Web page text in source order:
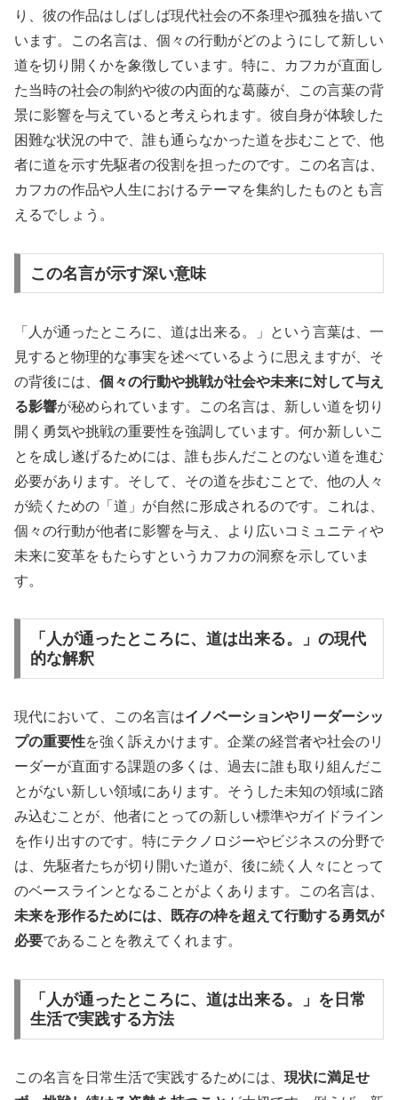
り、彼の作品はしばしば現代社会の不条理や孤独を描いて
います。この名言は、個々の行動がどのようにして新しい
道を切り開くかを象徴しています。特に、カフカが直面し
た当時の社会の制約や彼の内面的な葛藤が、この言葉の背
景に影響を与えていると考えられます。彼自身が体験した
困難な状況の中で、誰も通らなかった道を歩むことで、他
者に道を示す先駆者の役割を担ったのです。この名言は、
カフカの作品や人生におけるテーマを集約したものとも言
えるでしょう。
この名言が示す深い意味
「人が通ったところに、道は出来る。」という言葉は、一
見すると物理的な事実を述べているように思えますが、そ
の背後には、 個々の行動や挑戦が社会や未来に対して与え
る影響が秘められています。この名言は、新しい道を切り
開く勇気や挑戦の重要性を強調しています。何か新しいこ
とを成し遂げるためには、誰も歩んだことのない道を進む
必要があります。そして、その道を歩むことで、他の人々
が続くための「道」が自然に形成されるのです。これは、
個々の行動が他者に影響を与え、より広いコミュニティや
未来に変革をもたらすというカフカの洞察を示していま
す。
「人が通ったところに、道は出来る。」の現代
的な解釈
現代において、この名言はイノベーションやリーダーシッ
プの重要性を強く訴えかけます。企業の経営者や社会のリ
ーダーが直面する課題の多くは、過去に誰も取り組んだこ
とがない新しい領域にあります。そうした未知の領域に踏
み込むことが、他者にとっての新しい標準やガイドライン
を作り出すのです。特にテクノロジーやビジネスの分野で
は、先駆者たちが切り開いた道が、後に続く人々にとって
のベースラインとなることがよくあります。この名言は、
未来を形作るためには、既存の枠を超えて行動する勇気が
必要であることを教えてくれます。
「人が通ったところに、道は出来る。」を日常
生活で実践する方法
この名言を日常生活で実践するためには、 現状に満足せ